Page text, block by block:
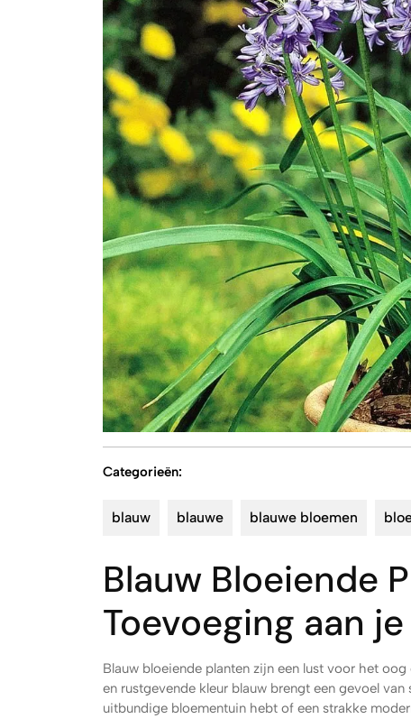
Categorieën:
blauw blauwe blauwe bloemen
Blauw Bloeiende
Toevoeging aan je
Blauw bloeiende planten zijn een lust voor het
en rustgevende kleur blauw brengt een gevoel
uitbundige bloementuin hebt of een strakke